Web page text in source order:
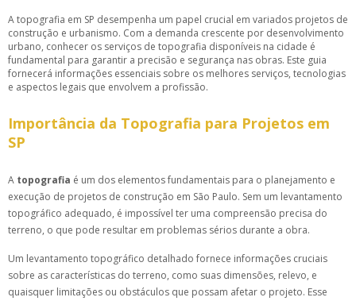
A topografia em SP desempenha um papel crucial em variados projetos de
construção e urbanismo. Com a demanda crescente por desenvolvimento
urbano, conhecer os serviços de topografia disponíveis na cidade é
fundamental para garantir a precisão e segurança nas obras. Este guia
fornecerá informações essenciais sobre os melhores serviços, tecnologias
e aspectos legais que envolvem a profissão.
Importância da Topografia para Projetos em
SP
A topografia é um dos elementos fundamentais para o planejamento e
execução de projetos de construção em São Paulo. Sem um levantamento
topográfico adequado, é impossível ter uma compreensão precisa do
terreno, o que pode resultar em problemas sérios durante a obra.
Um levantamento topográfico detalhado fornece informações cruciais
sobre as características do terreno, como suas dimensões, relevo, e
quaisquer limitações ou obstáculos que possam afetar o projeto. Esse